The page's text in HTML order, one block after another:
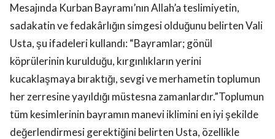
Mesajında Kurban Bayramı’nın Allah’a teslimiyetin,
sadakatin ve fedakârlığın simgesi olduğunu belirten Vali
Usta, şu ifadeleri kullandı: “Bayramlar; gönül
köprülerinin kurulduğu, kırgınlıkların yerini
kucaklaşmaya bıraktığı, sevgi ve merhametin toplumun
her zerresine yayıldığı müstesna zamanlardır.”Toplumun
tüm kesimlerinin bayramın manevi iklimini en iyi şekilde
değerlendirmesi gerektiğini belirten Usta, özellikle